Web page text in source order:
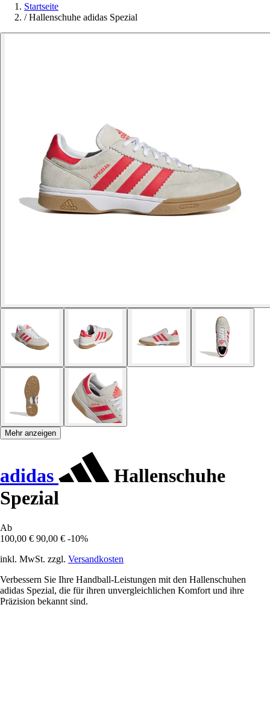
Startseite
/ Hallenschuhe adidas Spezial
Mehr anzeigen
adidas
Hallenschuhe
Spezial
Ab
100,00 € 90,00 € -10%
inkl. MwSt. zzgl. Versandkosten
Verbessern Sie Ihre Handball-Leistungen mit den Hallenschuhen
adidas Spezial, die für ihren unvergleichlichen Komfort und ihre
Präzision bekannt sind.